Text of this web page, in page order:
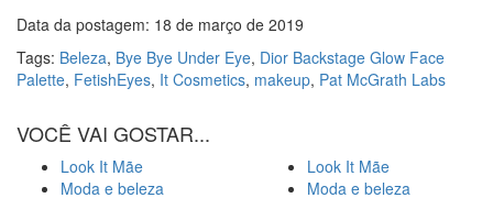
Data da postagem: 18 de março de 2019
Tags: Beleza, Bye Bye Under Eye, Dior Backstage Glow Face
Palette, FetishEyes, It Cosmetics, makeup, Pat McGrath Labs
VOCÊ VAI GOSTAR...
Look It Mãe
Moda e beleza
Look It Mãe
Moda e beleza